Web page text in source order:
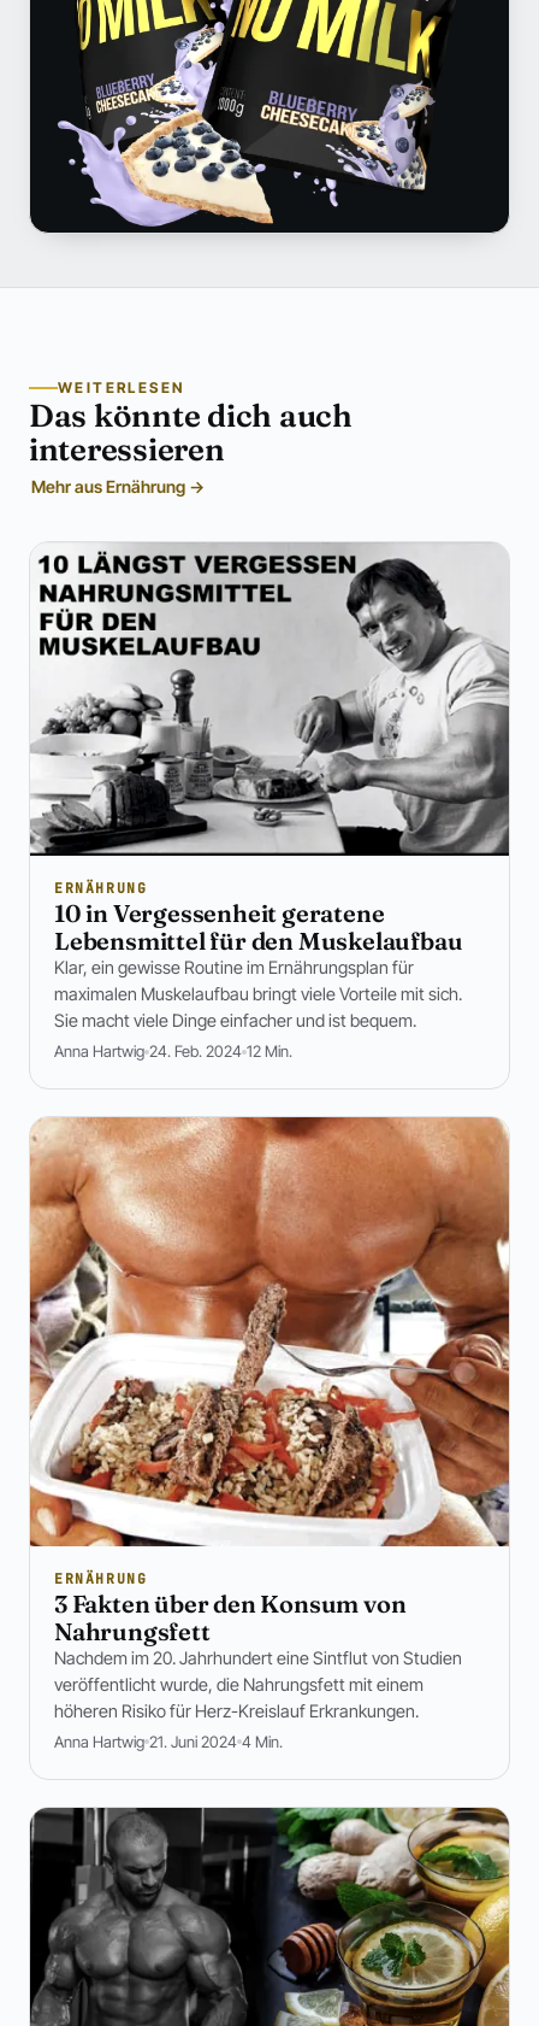
WEITERLESEN
Das könnte dich auch
interessieren
Mehr aus Ernährung →
ERNÄHRUNG
10 in Vergessenheit geratene
Lebensmittel für den Muskelaufbau
Klar, ein gewisse Routine im Ernährungsplan für
maximalen Muskelaufbau bringt viele Vorteile mit sich.
Sie macht viele Dinge einfacher und ist bequem.
Anna Hartwig 24. Feb. 2024 12 Min.
ERNÄHRUNG
3 Fakten über den Konsum von
Nahrungsfett
Nachdem im 20. Jahrhundert eine Sintflut von Studien
veröffentlicht wurde, die Nahrungsfett mit einem
höheren Risiko für Herz-Kreislauf Erkrankungen.
Anna Hartwig 21. Juni 2024 4 Min.